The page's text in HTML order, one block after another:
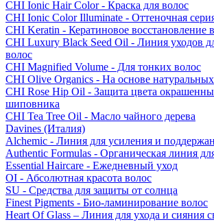
CHI Ionic Hair Color - Краска для волос
CHI Ionic Color Illuminate - Оттеночная
CHI Keratin - Кератиновое восстановление
CHI Luxury Black Seed Oil - Линия уходов
волос
CHI Magnified Volume - Для тонких волос
CHI Olive Organics - На основе
CHI Rose Hip Oil - Защита цвета
шиповника
CHI Tea Tree Oil - Масло чайного дерева
Davines (Италия)
Alchemic - Линия для усиления и
Authentic Formulas - Органическая линия
Essential Haircare - Eжедневный уход
OI - Абсолютная красота волос
SU - Средства для защиты от солнца
Finest Pigments - Био-ламинирование волос
Heart Of Glass – Линия для ухода и сияния